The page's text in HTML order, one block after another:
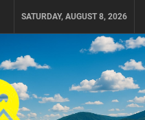
SATURDAY, AUGUST 8, 2026